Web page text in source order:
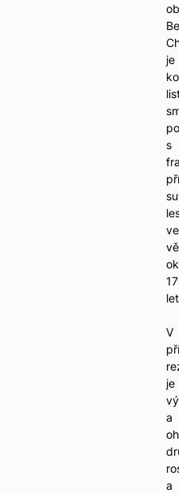
je
s
ve
let
V
je
a
a